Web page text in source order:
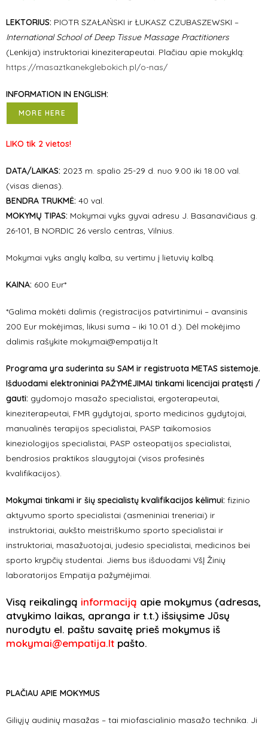
LEKTORIUS: PIOTR SZAŁAŃSKI ir ŁUKASZ CZUBASZEWSKI –
International School of Deep Tissue Massage Practitioners
(Lenkija) instruktoriai kineziterapeutai. Plačiau apie mokyklą:
https://masaztkanekglebokich.pl/o-nas/
INFORMATION IN ENGLISH:
MORE HERE
LIKO tik 2 vietos!
DATA/LAIKAS: 2023 m. spalio 25-29 d. nuo 9.00 iki 18.00 val.
(visas dienas).
BENDRA TRUKMĖ: 40 val.
MOKYMŲ TIPAS: Mokymai vyks gyvai adresu J. Basanavičiaus g.
26-101, B NORDIC 26 verslo centras, Vilnius.
Mokymai vyks anglų kalba, su vertimu į lietuvių kalbą.
KAINA: 600 Eur*
*Galima mokėti dalimis (registracijos patvirtinimui – avansinis
200 Eur mokėjimas, likusi suma – iki 10.01 d.). Dėl mokėjimo
dalimis rašykite mokymai@empatija.lt
Programa yra suderinta su SAM ir registruota METAS sistemoje.
Išduodami elektroniniai PAŽYMĖJIMAI tinkami licencijai pratęsti /
gauti: gydomojo masažo specialistai, ergoterapeutai,
kineziterapeutai, FMR gydytojai, sporto medicinos gydytojai,
manualinės terapijos specialistai, PASP taikomosios
kineziologijos specialistai, PASP osteopatijos specialistai,
bendrosios praktikos slaugytojai (visos profesinės
kvalifikacijos).
Mokymai tinkami ir šių specialistų kvalifikacijos kėlimui: fizinio
aktyvumo sporto specialistai (asmeniniai treneriai) ir
instruktoriai, aukšto meistriškumo sporto specialistai ir
instruktoriai, masažuotojai, judesio specialistai, medicinos bei
sporto krypčių studentai. Jiems bus išduodami VšĮ Žinių
laboratorijos Empatija pažymėjimai.
Visą reikalingą informaciją apie mokymus (adresas,
atvykimo laikas, apranga ir t.t.) išsiųsime Jūsų
nurodytu el. paštu savaitę prieš mokymus iš
mokymai@empatija.lt pašto.
PLAČIAU APIE MOKYMUS
Giliųjų audinių masažas – tai miofascialinio masažo technika. Ji